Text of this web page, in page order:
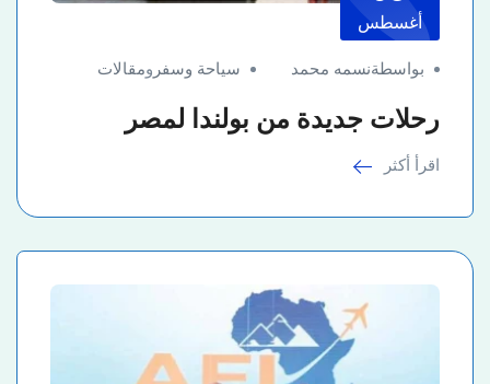
أغسطس
بواسطةنسمه محمد سياحة وسفر ومقالات
رحلات جديدة من بولندا لمصر
اقرأ أكثر